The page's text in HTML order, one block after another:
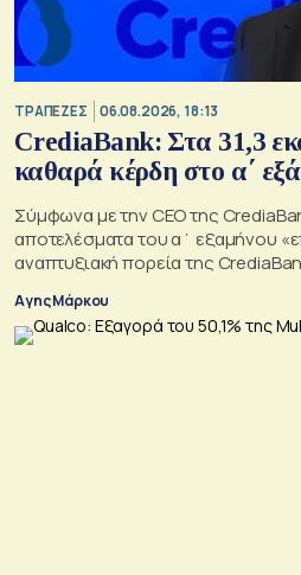
ΤΡΑΠΕΖΕΣ 06.08.2026, 18:13
CrediaBank: Στα 31,3
καθαρά κέρδη στο α΄
Σύμφωνα με την CEO της
αποτελέσματα του α΄ εξαμήνου
αναπτυξιακή πορεία της
Αγης Μάρκου